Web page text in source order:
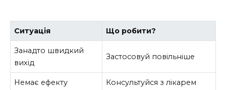
Ситуація Що робити?
Занадто швидкий
вихід
Застосовуй повільніше
Немає ефекту Консультуйся з лікарем